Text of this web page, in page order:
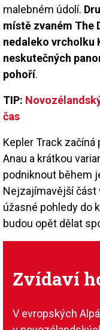
malebném údolí.
místě zvaném The
nedaleko vrcholku
neskutečných
pohoří.
TIP:
čas
Kepler Track
Anau a krátkou
podniknout během
Nejzajímavější část
úžasné pohledy do
budou opět dělat
Zvídaví
V evropských